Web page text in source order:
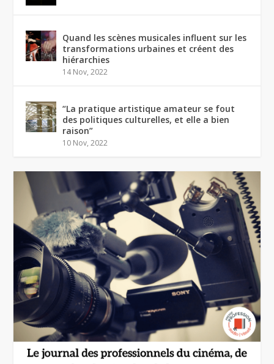
Quand les scènes musicales influent sur les
transformations urbaines et créent des
hiérarchies
14 Nov, 2022
“La pratique artistique amateur se fout
des politiques culturelles, et elle a bien
raison”
10 Nov, 2022